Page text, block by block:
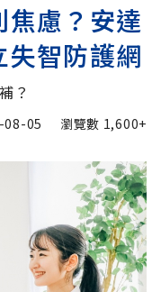
慮？安達
失智防護網
？
08-05 瀏覽數 1,600+